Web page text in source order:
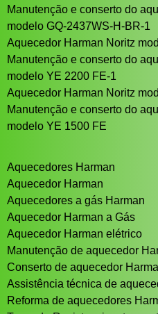
Manutenção e conserto do
modelo GQ-2437WS-H-BR-1
Aquecedor Harman Noritz
Manutenção e conserto do
modelo YE 2200 FE-1
Aquecedor Harman Noritz
Manutenção e conserto do
modelo YE 1500 FE
Aquecedores Harman
Aquecedor Harman
Aquecedores a gás Harman
Aquecedor Harman a Gás
Aquecedor Harman elétrico
Manutenção de aquecedor
Conserto de aquecedor
Assistência técnica de
Reforma de aquecedores